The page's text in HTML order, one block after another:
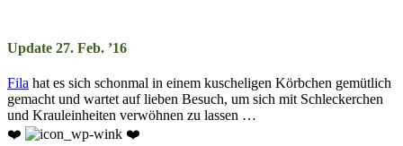
Update 27. Feb. ’16
Fila hat es sich schonmal in einem kuscheligen Körbchen gemütlich
gemacht und wartet auf lieben Besuch, um sich mit Schleckerchen
und Krauleinheiten verwöhnen zu lassen …
❤️
❤️